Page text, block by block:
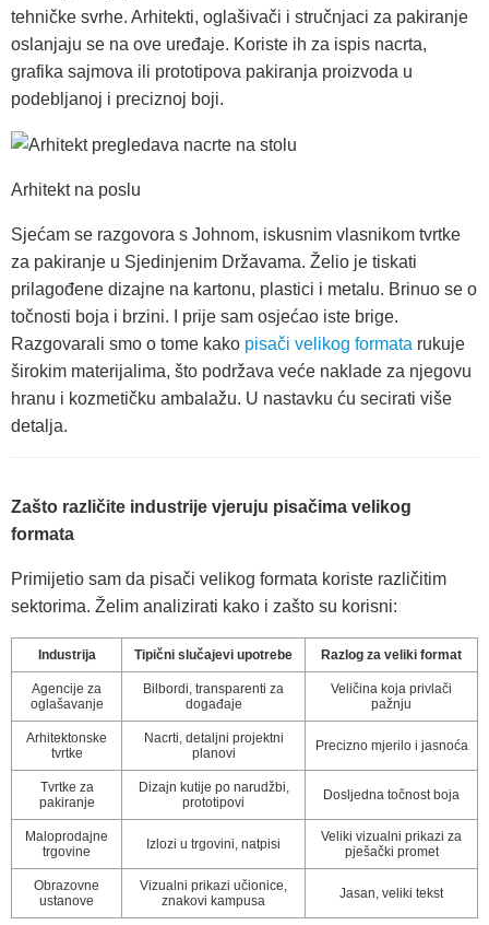
tehničke svrhe. Arhitekti, oglašivači i stručnjaci za pakiranje
oslanjaju se na ove uređaje. Koriste ih za ispis nacrta,
grafika sajmova ili prototipova pakiranja proizvoda u
podebljanoj i preciznoj boji.
Arhitekt na poslu
Sjećam se razgovora s Johnom, iskusnim vlasnikom tvrtke
za pakiranje u Sjedinjenim Državama. Želio je tiskati
prilagođene dizajne na kartonu, plastici i metalu. Brinuo se o
točnosti boja i brzini. I prije sam osjećao iste brige.
Razgovarali smo o tome kako pisači velikog formata rukuje
širokim materijalima, što podržava veće naklade za njegovu
hranu i kozmetičku ambalažu. U nastavku ću secirati više
detalja.
Zašto različite industrije vjeruju pisačima velikog
formata
Primijetio sam da pisači velikog formata koriste različitim
sektorima. Želim analizirati kako i zašto su korisni:
Industrija Tipični slučajevi upotrebe Razlog za veliki format
Agencije za
oglašavanje
Bilbordi, transparenti za
događaje
Veličina koja privlači
pažnju
Arhitektonske
tvrtke
Nacrti, detaljni projektni
planovi
Precizno mjerilo i jasnoća
Tvrtke za
pakiranje
Dizajn kutije po narudžbi,
prototipovi
Dosljedna točnost boja
Maloprodajne
trgovine
Izlozi u trgovini, natpisi
Veliki vizualni prikazi za
pješački promet
Obrazovne
ustanove
Vizualni prikazi učionice,
znakovi kampusa
Jasan, veliki tekst